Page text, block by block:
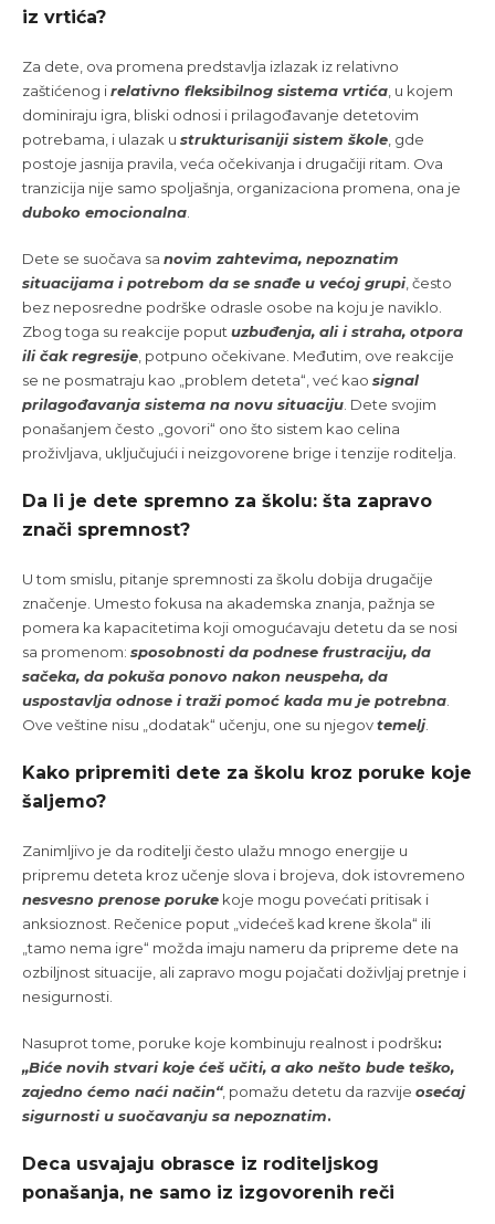
iz vrtića?
Za dete, ova promena predstavlja izlazak iz relativno
zaštićenog irelativno fleksibilnog sistema vrtića , u kojem
dominiraju igra, bliski odnosi i prilagođavanje detetovim
potrebama, i ulazak u strukturisaniji sistem škole , gde
postoje jasnija pravila, veća očekivanja i drugačiji ritam. Ova
tranzicija nije samo spoljašnja, organizaciona promena, ona je
duboko emocionalna
Dete se suočava sa novim zahtevima, nepoznatim
situacijama i potrebom da se snađe u većoj grupi, često
bez neposredne podrške odrasle osobe na koju je naviklo.
Zbog toga su reakcije poput uzbuđenja, ali i straha, otpora
ili čak regresije , potpuno očekivane. Međutim, ove reakcije
se ne posmatraju kao „problem deteta“, već kao signal
prilagođavanja sistema na novu situaciju . Dete svojim
ponašanjem često „govori“ ono što sistem kao celina
proživljava, uključujući i neizgovorene brige i tenzije roditelja.
Da li je dete spremno za školu: šta zapravo
znači spremnost?
U tom smislu, pitanje spremnosti za školu dobija drugačije
značenje. Umesto fokusa na akademska znanja, pažnja se
pomera ka kapacitetima koji omogućavaju detetu da se nosi
sa promenom: sposobnosti da podnese frustraciju, da
sačeka, da pokuša ponovo nakon neuspeha, da
uspostavlja odnose i traži pomoć kada mu je potrebna
Ove veštine nisu „dodatak“ učenju, one su njegovtemelj.
Kako pripremiti dete za školu kroz poruke koje
šaljemo?
Zanimljivo je da roditelji često ulažu mnogo energije u
pripremu deteta kroz učenje slova i brojeva, dok istovremeno
nesvesno prenose poruke koje mogu povećati pritisak i
anksioznost. Rečenice poput „videćeš kad krene škola“ ili
„tamo nema igre“ možda imaju nameru da pripreme dete na
ozbiljnost situacije, ali zapravo mogu pojačati doživljaj pretnje i
nesigurnosti.
Nasuprot tome, poruke koje kombinuju realnost i podršku:
„Biće novih stvari koje ćeš učiti, a ako nešto bude teško,
zajedno ćemo naći način“, pomažu detetu da razvije osećaj
sigurnosti u suočavanju sa nepoznatim.
Deca usvajaju obrasce iz roditeljskog
ponašanja, ne samo iz izgovorenih reči